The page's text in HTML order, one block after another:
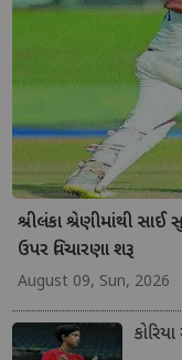
શ્રીલંકા શ્રેણીમાંથી સાઈ
ઉપર વિચારણા શરૂ
August 09, Sun, 2026